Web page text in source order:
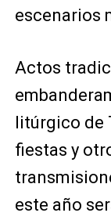
escenarios
Actos
litúrgico de
fiestas y
este año